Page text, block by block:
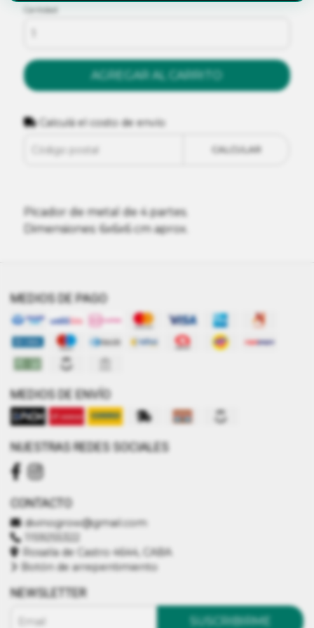
Cantidad
AGREGAR AL CARRITO
Calculá el costo de envío
CALCULAR
Picador de metal de 4 partes.
Dimensiones: 6x6x6 cm aprox.
MEDIOS DE PAGO
MEDIOS DE ENVÍO
NUESTRAS REDES SOCIALES
CONTACTO
divinogrow@gmail.com
1159255322
Rosalía de Castro 4644, CABA
Botón de arrepentimiento
NEWSLETTER
SUSCRIBIRME